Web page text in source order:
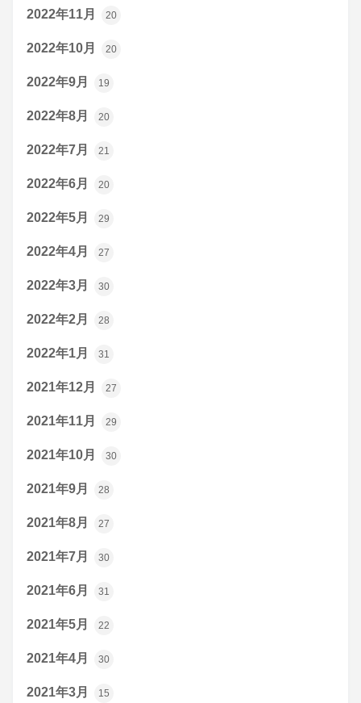
2022年11月 20
2022年10月 20
2022年9月 19
2022年8月 20
2022年7月 21
2022年6月 20
2022年5月 29
2022年4月 27
2022年3月 30
2022年2月 28
2022年1月 31
2021年12月 27
2021年11月 29
2021年10月 30
2021年9月 28
2021年8月 27
2021年7月 30
2021年6月 31
2021年5月 22
2021年4月 30
2021年3月 15